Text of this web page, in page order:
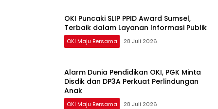
OKI Puncaki SLIP PPID Award Sumsel,
Terbaik dalam Layanan Informasi Publik
OKI Maju Bersama 28 Juli 2026
Alarm Dunia Pendidikan OKI, PGK Minta
Disdik dan DP3A Perkuat Perlindungan
Anak
OKI Maju Bersama 28 Juli 2026